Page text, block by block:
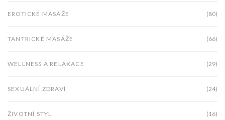
EROTICKÉ MASÁŽE (80)
TANTRICKÉ MASÁŽE (66)
WELLNESS A RELAXACE (29)
SEXUÁLNÍ ZDRAVÍ (24)
ŽIVOTNÍ STYL (16)